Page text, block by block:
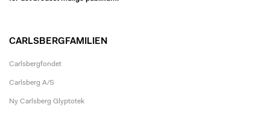
CARLSBERGFAMILIEN
Carlsbergfondet
Carlsberg A/S
Ny Carlsberg Glyptotek